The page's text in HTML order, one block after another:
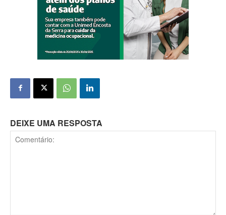
DEIXE UMA RESPOSTA